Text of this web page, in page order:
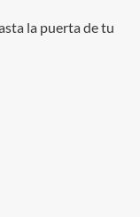
la puerta de tu